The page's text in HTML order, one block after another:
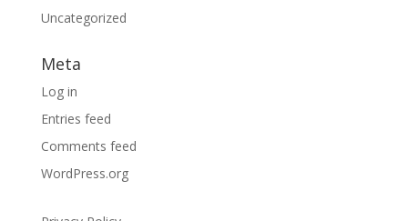
Uncategorized
Meta
Log in
Entries feed
Comments feed
WordPress.org